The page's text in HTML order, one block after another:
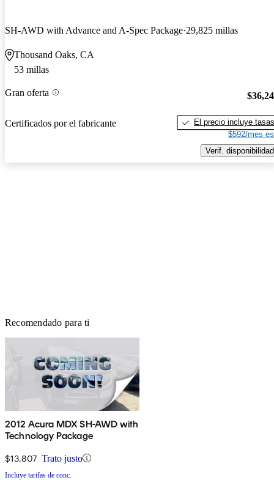
SH-AWD with Advance and A-Spec Package 29,825 millas
Thousand Oaks, CA
53 millas
Gran oferta
Certificados por el fabricante
El precio incluye tasas
$592/mes
Verif. disponibilidad
Recomendado para ti
2012 Acura MDX SH-AWD with
Technology Package
$13,807 Trato justo
Incluye tarifas de conc.